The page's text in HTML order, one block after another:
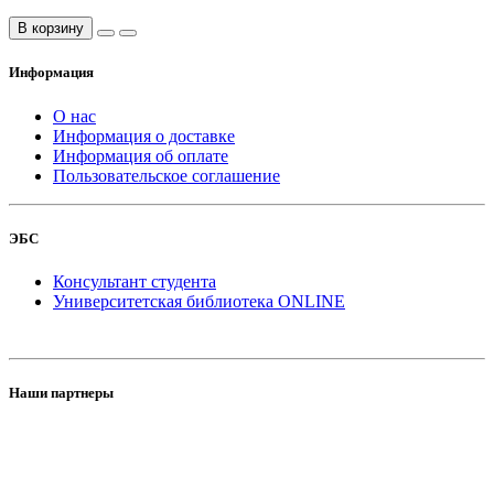
В корзину
Информация
О нас
Информация о доставке
Информация об оплате
Пользовательское соглашение
ЭБС
Консультант студента
Университетская библиотека ONLINE
Наши партнеры